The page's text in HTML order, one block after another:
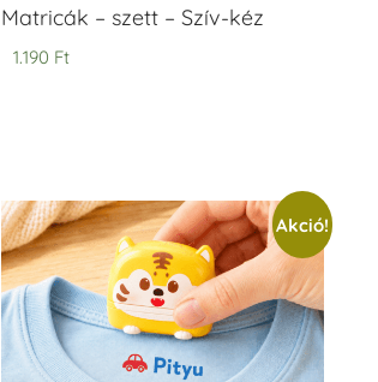
Matricák – szett – Szív-kéz
1.190 Ft
Akció!